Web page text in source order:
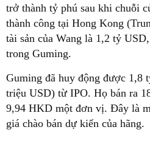
trở thành tỷ phú sau khi chuỗi
thành công tại Hong Kong
tài sản của Wang là 1,2 tỷ
trong Guming.
Guming đã huy động được 1,8
triệu USD) từ IPO. Họ bán ra
9,94 HKD một đơn vị. Đây là
giá chào bán dự kiến của hãng.